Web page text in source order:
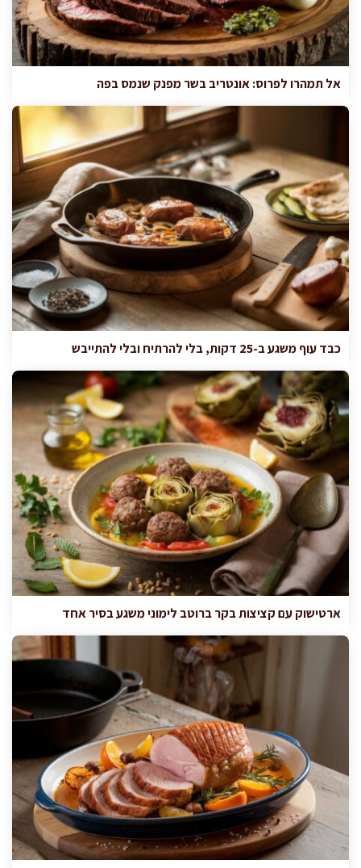
אל תמהרו לפרוס: אונטריב בשר מפנק שנמס בפה
כבד עוף משגע ב-25 דקות, בלי להרתיח ובלי להתייבש
ארטישוק עם קציצות בקר ברוטב לימוני משגע בסיר אחד